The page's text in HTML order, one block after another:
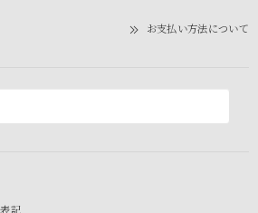
お支払い方法について
記